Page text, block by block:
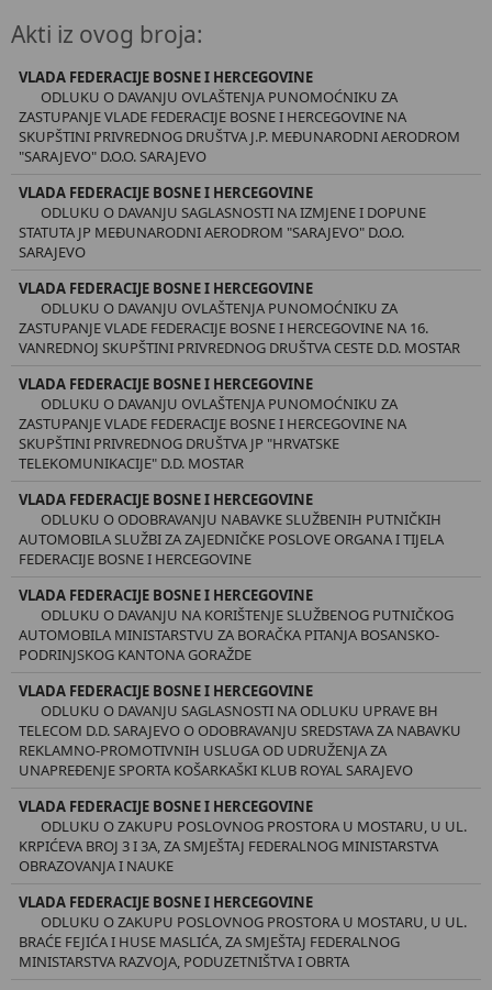
Akti iz ovog broja:
VLADA FEDERACIJE BOSNE I HERCEGOVINE
ODLUKU O DAVANJU OVLAŠTENJA PUNOMOĆNIKU ZA
ZASTUPANJE VLADE FEDERACIJE BOSNE I HERCEGOVINE NA
SKUPŠTINI PRIVREDNOG DRUŠTVA J.P. MEĐUNARODNI AERODROM
"SARAJEVO" D.O.O. SARAJEVO
VLADA FEDERACIJE BOSNE I HERCEGOVINE
ODLUKU O DAVANJU SAGLASNOSTI NA IZMJENE I DOPUNE
STATUTA JP MEĐUNARODNI AERODROM "SARAJEVO" D.O.O.
SARAJEVO
VLADA FEDERACIJE BOSNE I HERCEGOVINE
ODLUKU O DAVANJU OVLAŠTENJA PUNOMOĆNIKU ZA
ZASTUPANJE VLADE FEDERACIJE BOSNE I HERCEGOVINE NA 16.
VANREDNOJ SKUPŠTINI PRIVREDNOG DRUŠTVA CESTE D.D. MOSTAR
VLADA FEDERACIJE BOSNE I HERCEGOVINE
ODLUKU O DAVANJU OVLAŠTENJA PUNOMOĆNIKU ZA
ZASTUPANJE VLADE FEDERACIJE BOSNE I HERCEGOVINE NA
SKUPŠTINI PRIVREDNOG DRUŠTVA JP "HRVATSKE
TELEKOMUNIKACIJE" D.D. MOSTAR
VLADA FEDERACIJE BOSNE I HERCEGOVINE
ODLUKU O ODOBRAVANJU NABAVKE SLUŽBENIH PUTNIČKIH
AUTOMOBILA SLUŽBI ZA ZAJEDNIČKE POSLOVE ORGANA I TIJELA
FEDERACIJE BOSNE I HERCEGOVINE
VLADA FEDERACIJE BOSNE I HERCEGOVINE
ODLUKU O DAVANJU NA KORIŠTENJE SLUŽBENOG PUTNIČKOG
AUTOMOBILA MINISTARSTVU ZA BORAČKA PITANJA BOSANSKO-
PODRINJSKOG KANTONA GORAŽDE
VLADA FEDERACIJE BOSNE I HERCEGOVINE
ODLUKU O DAVANJU SAGLASNOSTI NA ODLUKU UPRAVE BH
TELECOM D.D. SARAJEVO O ODOBRAVANJU SREDSTAVA ZA NABAVKU
REKLAMNO-PROMOTIVNIH USLUGA OD UDRUŽENJA ZA
UNAPREĐENJE SPORTA KOŠARKAŠKI KLUB ROYAL SARAJEVO
VLADA FEDERACIJE BOSNE I HERCEGOVINE
ODLUKU O ZAKUPU POSLOVNOG PROSTORA U MOSTARU, U UL.
KRPIĆEVA BROJ 3 I 3A, ZA SMJEŠTAJ FEDERALNOG MINISTARSTVA
OBRAZOVANJA I NAUKE
VLADA FEDERACIJE BOSNE I HERCEGOVINE
ODLUKU O ZAKUPU POSLOVNOG PROSTORA U MOSTARU, U UL.
BRAĆE FEJIĆA I HUSE MASLIĆA, ZA SMJEŠTAJ FEDERALNOG
MINISTARSTVA RAZVOJA, PODUZETNIŠTVA I OBRTA